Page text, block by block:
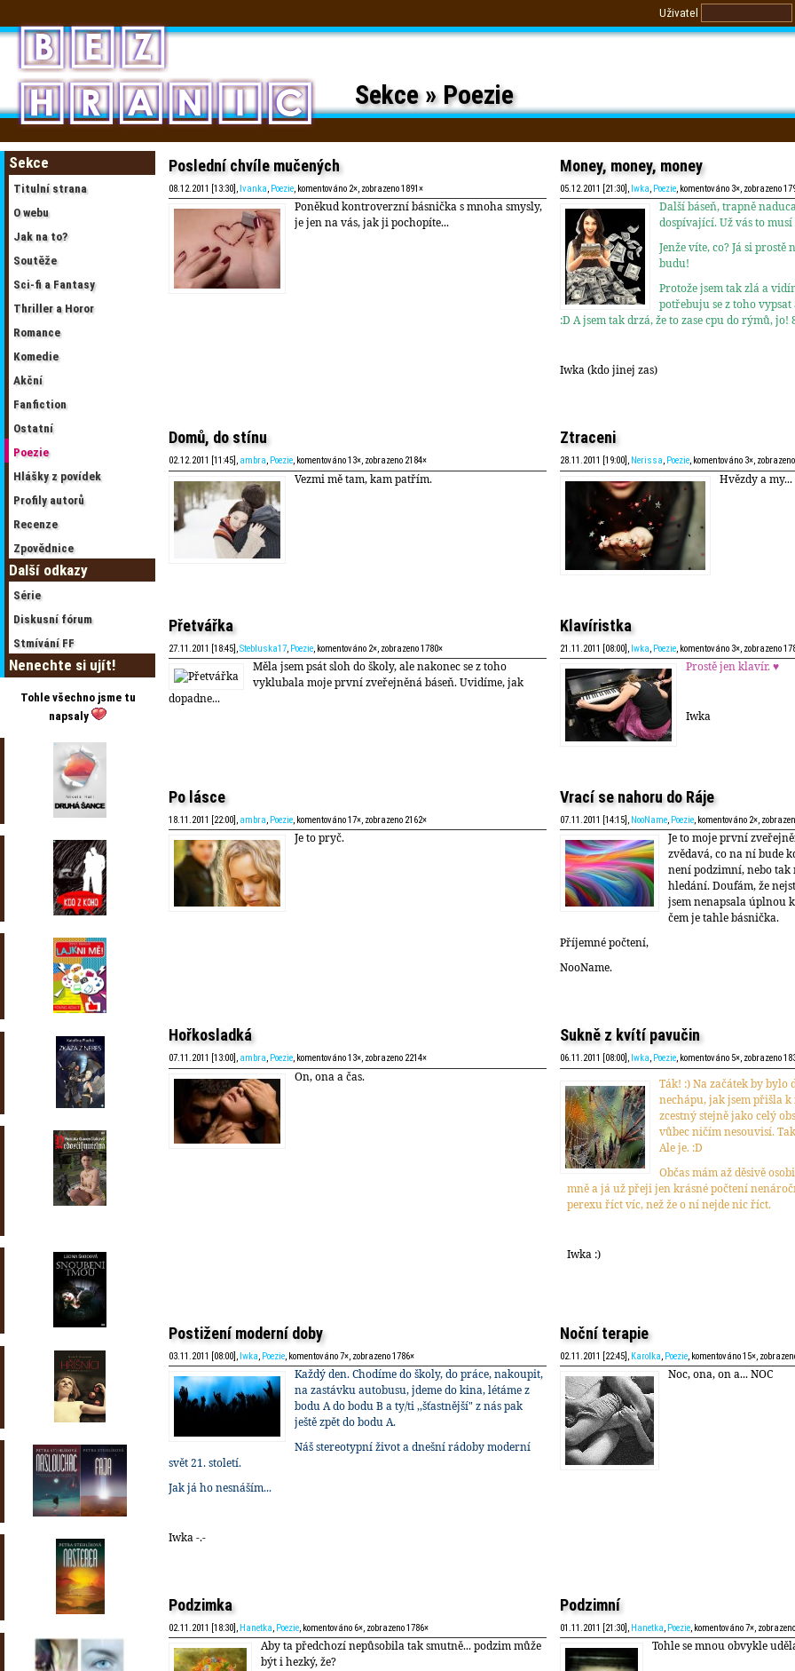
Uživatel
Sekce » Poezie
Sekce
Titulní strana
O webu
Jak na to?
Soutěže
Sci-fi a Fantasy
Thriller a Horor
Romance
Komedie
Akční
Fanfiction
Ostatní
Poezie
Hlášky z povídek
Profily autorů
Recenze
Zpovědnice
Další odkazy
Série
Diskusní fórum
Stmívání FF
Nenechte si ujít!
Tohle všechno jsme tu
napsaly
Poslední chvíle mučených
08.12.2011 [13:30], Ivanka, Poezie, komentováno 2×, zobrazeno 1891×
Poněkud kontroverzní básnička s mnoha smysly,
je jen na vás, jak ji pochopíte...
Money, money, money
05.12.2011 [21:30], Iwka, Poezie, komentováno 3×, zobrazeno
Další báseň, trapně
dospívající. Už vás to
Jenže víte, co? Já si
budu!
Protože jsem tak zlá a
potřebuju se z toho
:D A jsem tak drzá, že to zase cpu do rýmů, jo!
Iwka (kdo jinej zas)
Domů, do stínu
02.12.2011 [11:45], ambra, Poezie, komentováno 13×, zobrazeno 2184×
Vezmi mě tam, kam patřím.
Ztraceni
28.11.2011 [19:00], Nerissa, Poezie, komentováno 3×,
Hvězdy a my...
Přetvářka
27.11.2011 [18:45],Stebluska17, Poezie, komentováno 2×, zobrazeno 1780×
Měla jsem psát sloh do školy, ale nakonec se z toho
vyklubala moje první zveřejněná báseň. Uvidíme, jak
dopadne...
Klavíristka
21.11.2011 [08:00], Iwka, Poezie, komentováno 3×, zobrazeno
Prostě jen klavír. ♥
Iwka
Po lásce
18.11.2011 [22:00], ambra, Poezie, komentováno 17×, zobrazeno 2162×
Je to pryč.
Vrací se nahoru do Ráje
07.11.2011 [14:15], NooName, Poezie, komentováno 2×,
Je to moje první
zvědavá, co na ní bude
není podzimní, nebo tak
hledání. Doufám, že
jsem nenapsala úplnou
čem je tahle básnička.
Příjemné počtení,
NooName.
Hořkosladká
07.11.2011 [13:00], ambra, Poezie, komentováno 13×, zobrazeno 2214×
On, ona a čas.
Sukně z kvítí pavučin
06.11.2011 [08:00], Iwka, Poezie, komentováno 5×, zobrazeno
Ták! :) Na začátek by bylo
nechápu, jak jsem přišla
zcestný stejně jako celý
vůbec ničím nesouvisí.
Ale je. :D
Občas mám až děsivě
mně a já už přeji jen krásné počtení
perexu říct víc, než že o ní nejde nic říct.
Iwka :)
Postižení moderní doby
03.11.2011 [08:00], Iwka, Poezie, komentováno 7×, zobrazeno 1786×
Každý den. Chodíme do školy, do práce, nakoupit,
na zastávku autobusu, jdeme do kina, létáme z
bodu A do bodu B a ty/ti ,,šťastnější" z nás pak
ještě zpět do bodu A.
Náš stereotypní život a dnešní rádoby moderní
svět 21. století.
Jak já ho nesnáším...
Iwka -.-
Noční terapie
02.11.2011 [22:45], Karolka, Poezie, komentováno 15×,
Noc, ona, on a... NOC
Podzimka
02.11.2011 [18:30], Hanetka, Poezie, komentováno 6×, zobrazeno 1786×
Aby ta předchozí nepůsobila tak smutně... podzim může
být i hezký, že?
Podzimní
01.11.2011 [21:30], Hanetka, Poezie, komentováno 7×,
Tohle se mnou obvykle